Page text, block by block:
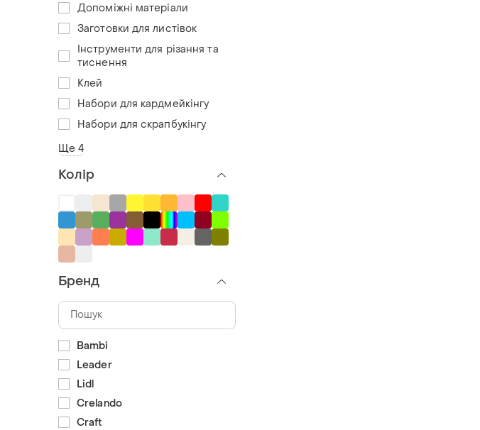
Допоміжні матеріали
Заготовки для листівок
Інструменти для різання та
тиснення
Клей
Набори для кардмейкінгу
Набори для скрапбукінгу
Ще 4
Колір
Бренд
Bambi
Leader
Lidl
Crelando
Craft